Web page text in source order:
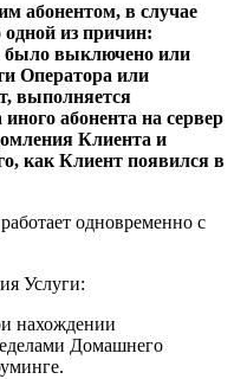
абонентом, в случае
одной из причин:
было выключено или
Оператора или
выполняется
абонента на сервер
Клиента и
как Клиент появился в
одновременно с
Услуги:
нахождении
Домашнего